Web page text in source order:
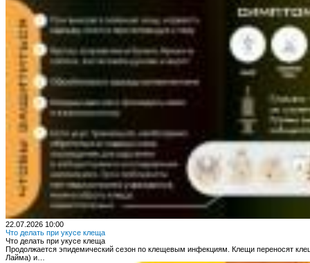
22.07.2026 10:00
Что делать при укусе клеща
Что делать при укусе клеща
Продолжается эпидемический сезон по клещевым инфекциям. Клещи переносят
Лайма) и…